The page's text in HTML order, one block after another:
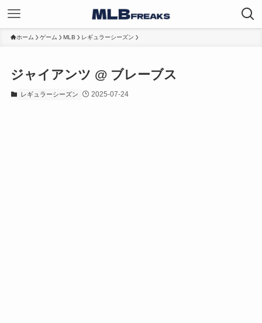
ホーム ゲーム MLB レギュラーシーズン
ジャイアンツ @ ブレーブス
レギュラーシーズン 2025-07-24